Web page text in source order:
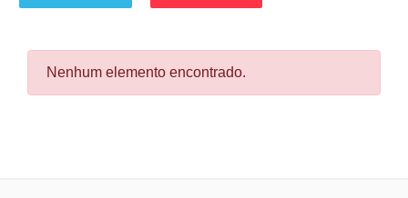
Nenhum elemento encontrado.